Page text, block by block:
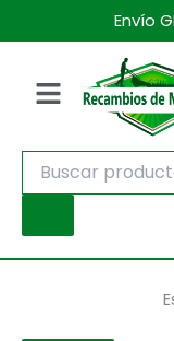
al
Envío
Menú
productos